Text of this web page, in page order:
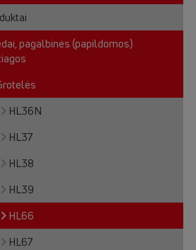
pagalbinės (papildomos)
HL36N
HL37
HL38
HL39
HL66
HL67